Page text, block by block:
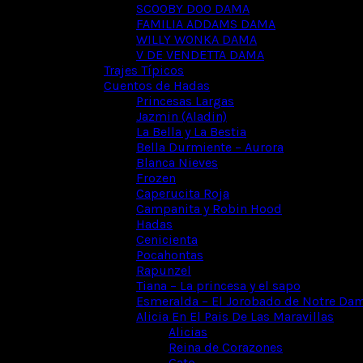
SCOOBY DOO DAMA
FAMILIA ADDAMS DAMA
WILLY WONKA DAMA
V DE VENDETTA DAMA
Trajes Típicos
Cuentos de Hadas
Princesas Largas
Jazmin (Aladin)
La Bella y La Bestia
Bella Durmiente – Aurora
Blanca Nieves
Frozen
Caperucita Roja
Campanita y Robin Hood
Hadas
Cenicienta
Pocahontas
Rapunzel
Tiana – La princesa y el sapo
Esmeralda – El Jorobado de Notre
Alicia En El Pais De Las Maravillas
Alicias
Reina de Corazones